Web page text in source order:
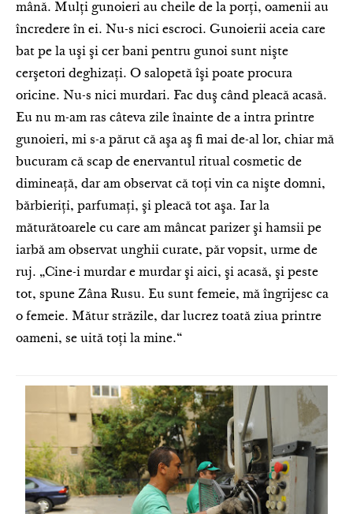
mână. Mulţi gunoieri au cheile de la porţi, oamenii au
încredere în ei. Nu-s nici escroci. Gunoierii aceia care
bat pe la uşi şi cer bani pentru gunoi sunt nişte
cerşetori deghizaţi. O salopetă îşi poate procura
oricine. Nu-s nici murdari. Fac duş când pleacă acasă.
Eu nu m-am ras câteva zile înainte de a intra printre
gunoieri, mi s-a părut că aşa aş fi mai de-al lor, chiar mă
bucuram că scap de enervantul ritual cosmetic de
dimineaţă, dar am observat că toţi vin ca nişte domni,
bărbieriţi, parfumaţi, şi pleacă tot aşa. Iar la
măturătoarele cu care am mâncat parizer şi hamsii pe
iarbă am observat unghii curate, păr vopsit, urme de
ruj. „Cine-i murdar e murdar şi aici, şi acasă, şi peste
tot, spune Zâna Rusu. Eu sunt femeie, mă îngrijesc ca
o femeie. Mătur străzile, dar lucrez toată ziua printre
oameni, se uită toţi la mine.“